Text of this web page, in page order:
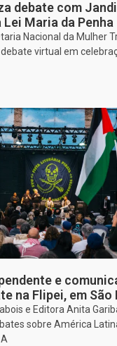
debate com
Maria da Penha
Nacional da Mulher
virtual em
e
na Flipei, em São
e Editora Anita
sobre América